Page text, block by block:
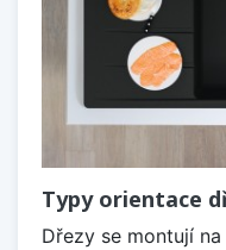
Typy orientace
Dřezy se montují